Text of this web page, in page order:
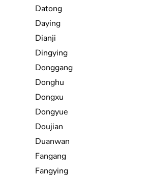
Datong
Daying
Dianji
Dingying
Donggang
Donghu
Dongxu
Dongyue
Doujian
Duanwan
Fangang
Fangying